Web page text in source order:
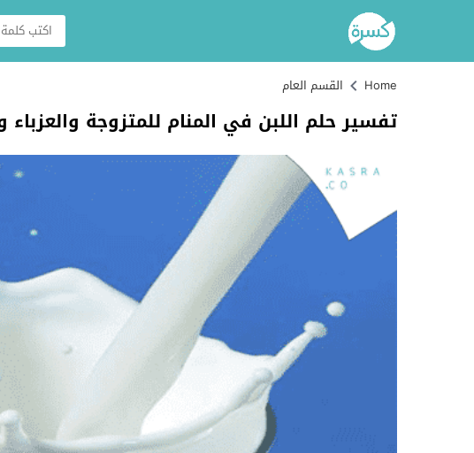
Home القسم العام
تفسير حلم اللبن في المنام للمتزوجة والعزباء